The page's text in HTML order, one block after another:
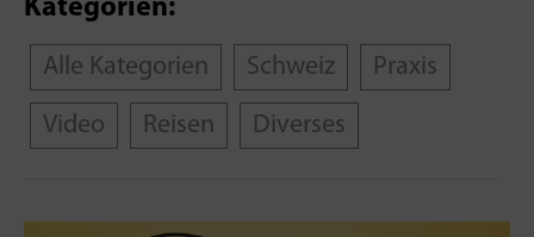
Kategorien:
Alle Kategorien Schweiz Praxis
Video Reisen Diverses